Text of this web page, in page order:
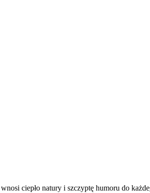
ciepło natury i szczyptę humoru do